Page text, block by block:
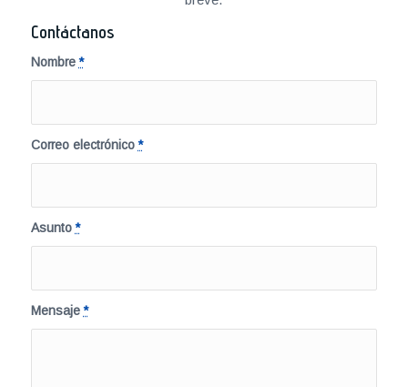
Contáctanos
Nombre*
Correo electrónico*
Asunto*
Mensaje*